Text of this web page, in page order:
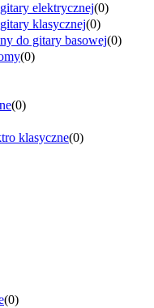
elektrycznej(0)
klasycznej(0)
do gitary basowej(0)
(0)
(0)
klasyczne(0)
(0)